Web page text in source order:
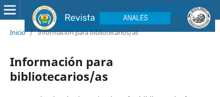
Inicio / Información para bibliotecarios/as
Información para
bibliotecarios/as